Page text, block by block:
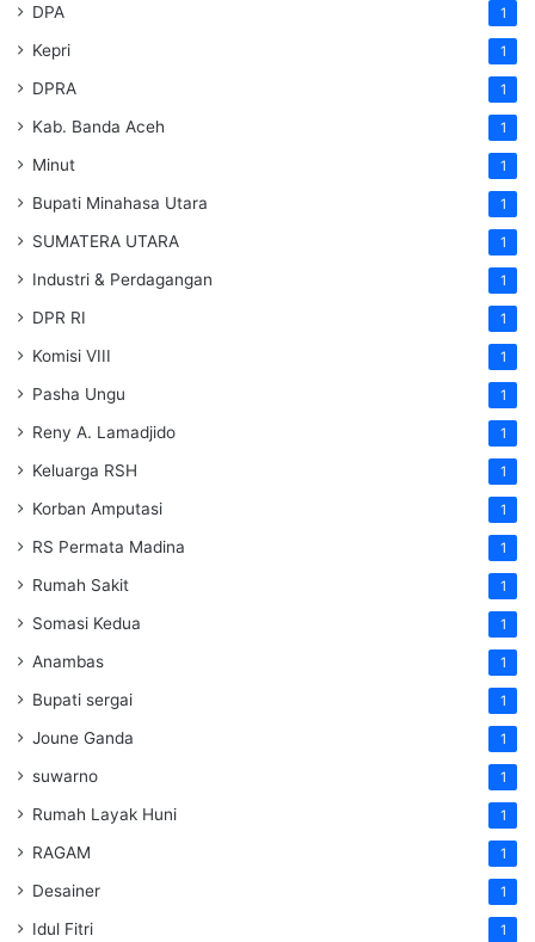
DPA 1
Kepri 1
DPRA 1
Kab. Banda Aceh 1
Minut 1
Bupati Minahasa Utara 1
SUMATERA UTARA 1
Industri & Perdagangan 1
DPR RI 1
Komisi VIII 1
Pasha Ungu 1
Reny A. Lamadjido 1
Keluarga RSH 1
Korban Amputasi 1
RS Permata Madina 1
Rumah Sakit 1
Somasi Kedua 1
Anambas 1
Bupati sergai 1
Joune Ganda 1
suwarno 1
Rumah Layak Huni 1
RAGAM 1
Desainer 1
Idul Fitri 1